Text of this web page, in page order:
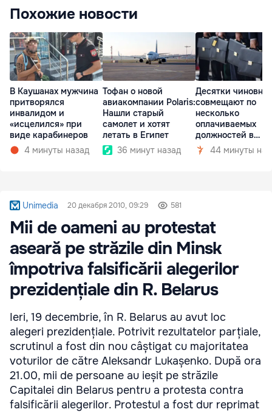
Похожие новости
В Каушанах мужчина
притворялся
инвалидом и
«исцелился» при
виде карабинеров
4 минуты назад
Тофан о новой
авиакомпании Polaris:
Нашли старый
самолет и хотят
летать в Египет
36 минут назад
Десятки
совмещают по
несколько
оплачиваемых
должностей в
госкомпаниях
44 минуты
Unimedia 20 декабря 2010, 09:29 581
Mii de oameni au protestat
aseară pe străzile din Minsk
împotriva falsificării alegerilor
prezidențiale din R. Belarus
Ieri, 19 decembrie, în R. Belarus au avut loc
alegeri prezidențiale. Potrivit rezultatelor parțiale,
scrutinul a fost din nou câștigat cu majoritatea
voturilor de către Aleksandr Lukașenko. După ora
21.00, mii de persoane au ieșit pe străzile
Capitalei din Belarus pentru a protesta contra
falsificării alegerilor. Protestul a fost dur reprimat